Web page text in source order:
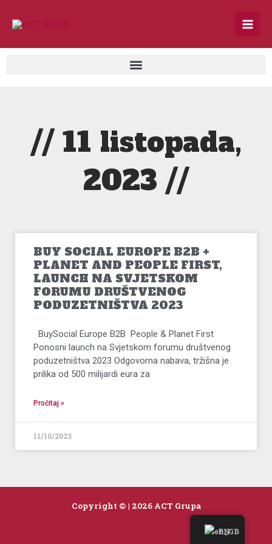
content
// 11 listopada,
2023 //
BUY SOCIAL EUROPE B2B +
PLANET AND PEOPLE FIRST,
LAUNCH NA SVJETSKOM
FORUMU DRUŠTVENOG
PODUZETNIŠTVA 2023
BuySocial Europe B2B People & Planet First
Ponosni launch na Svjetskom forumu društvenog
poduzetništva 2023 Odgovorna nabava, tržišna je
prilika od 500 milijardi eura za
Pročitaj »
11/10/2023
Copyright © | 2026 ACT Grupa
EN